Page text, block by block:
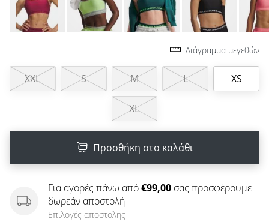
Εμφάνιση
όλων των
Διάγραμμα μεγεθών
XXL S M L XS
XL
Προσθήκη στο καλάθι
Για αγορές πάνω από€99,00 σας προσφέρουμε
δωρεάν αποστολή
Επιλογές αποστολής